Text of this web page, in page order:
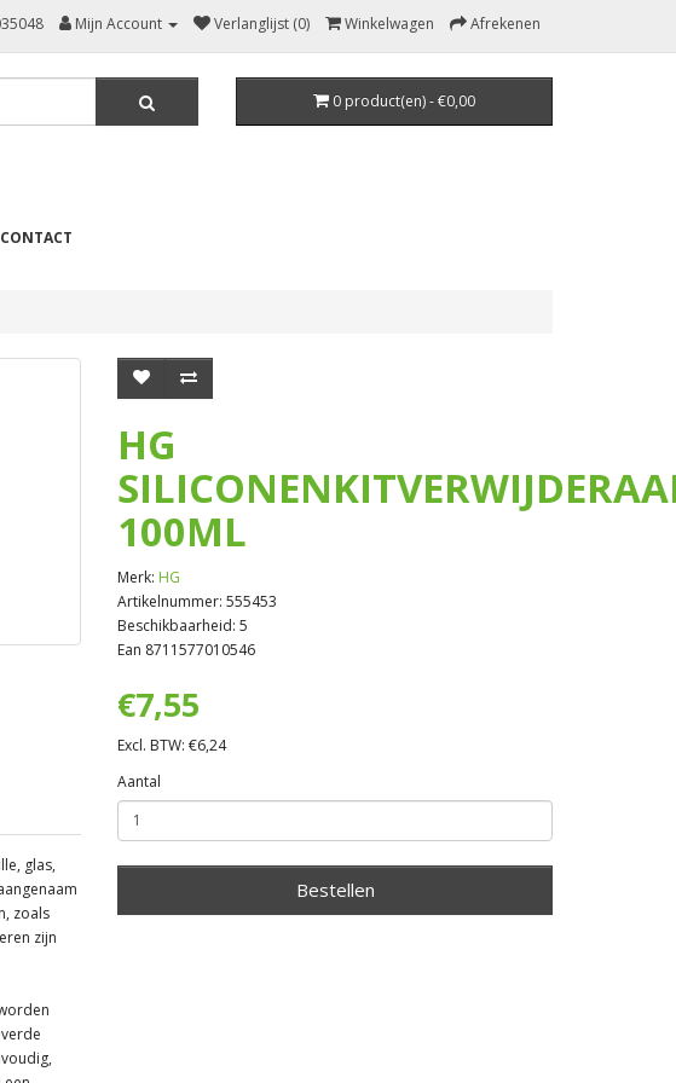
Mijn Account Verlanglijst (0) Winkelwagen Afrekenen
0 product(en) - €0,00
CONTACT
glas,
zoals
zijn
HG
100ML
Merk: HG
Artikelnummer: 555453
Beschikbaarheid: 5
Ean 8711577010546
€7,55
Excl. BTW: €6,24
Aantal
Bestellen